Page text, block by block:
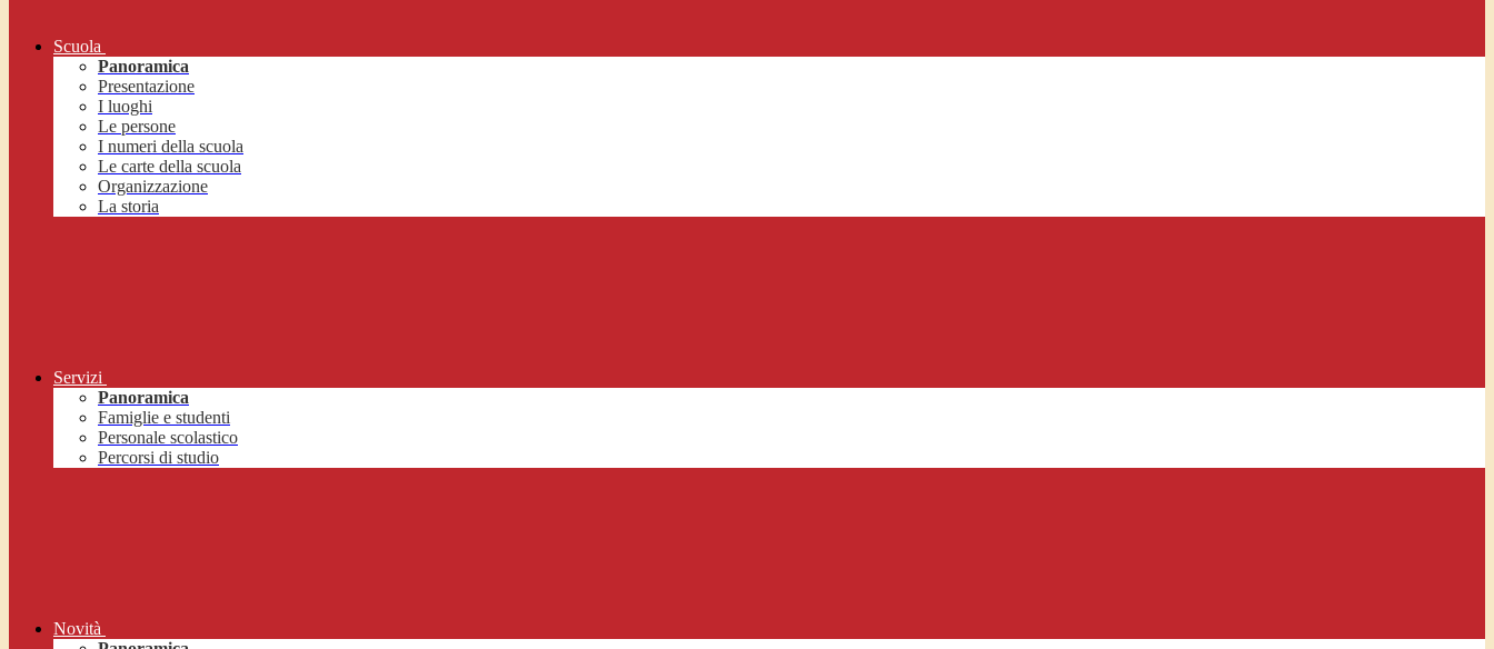
Scuola
Panoramica
Presentazione
I luoghi
Le persone
I numeri della scuola
Le carte della scuola
Organizzazione
La storia
Servizi
Panoramica
Famiglie e studenti
Personale scolastico
Percorsi di studio
Novità